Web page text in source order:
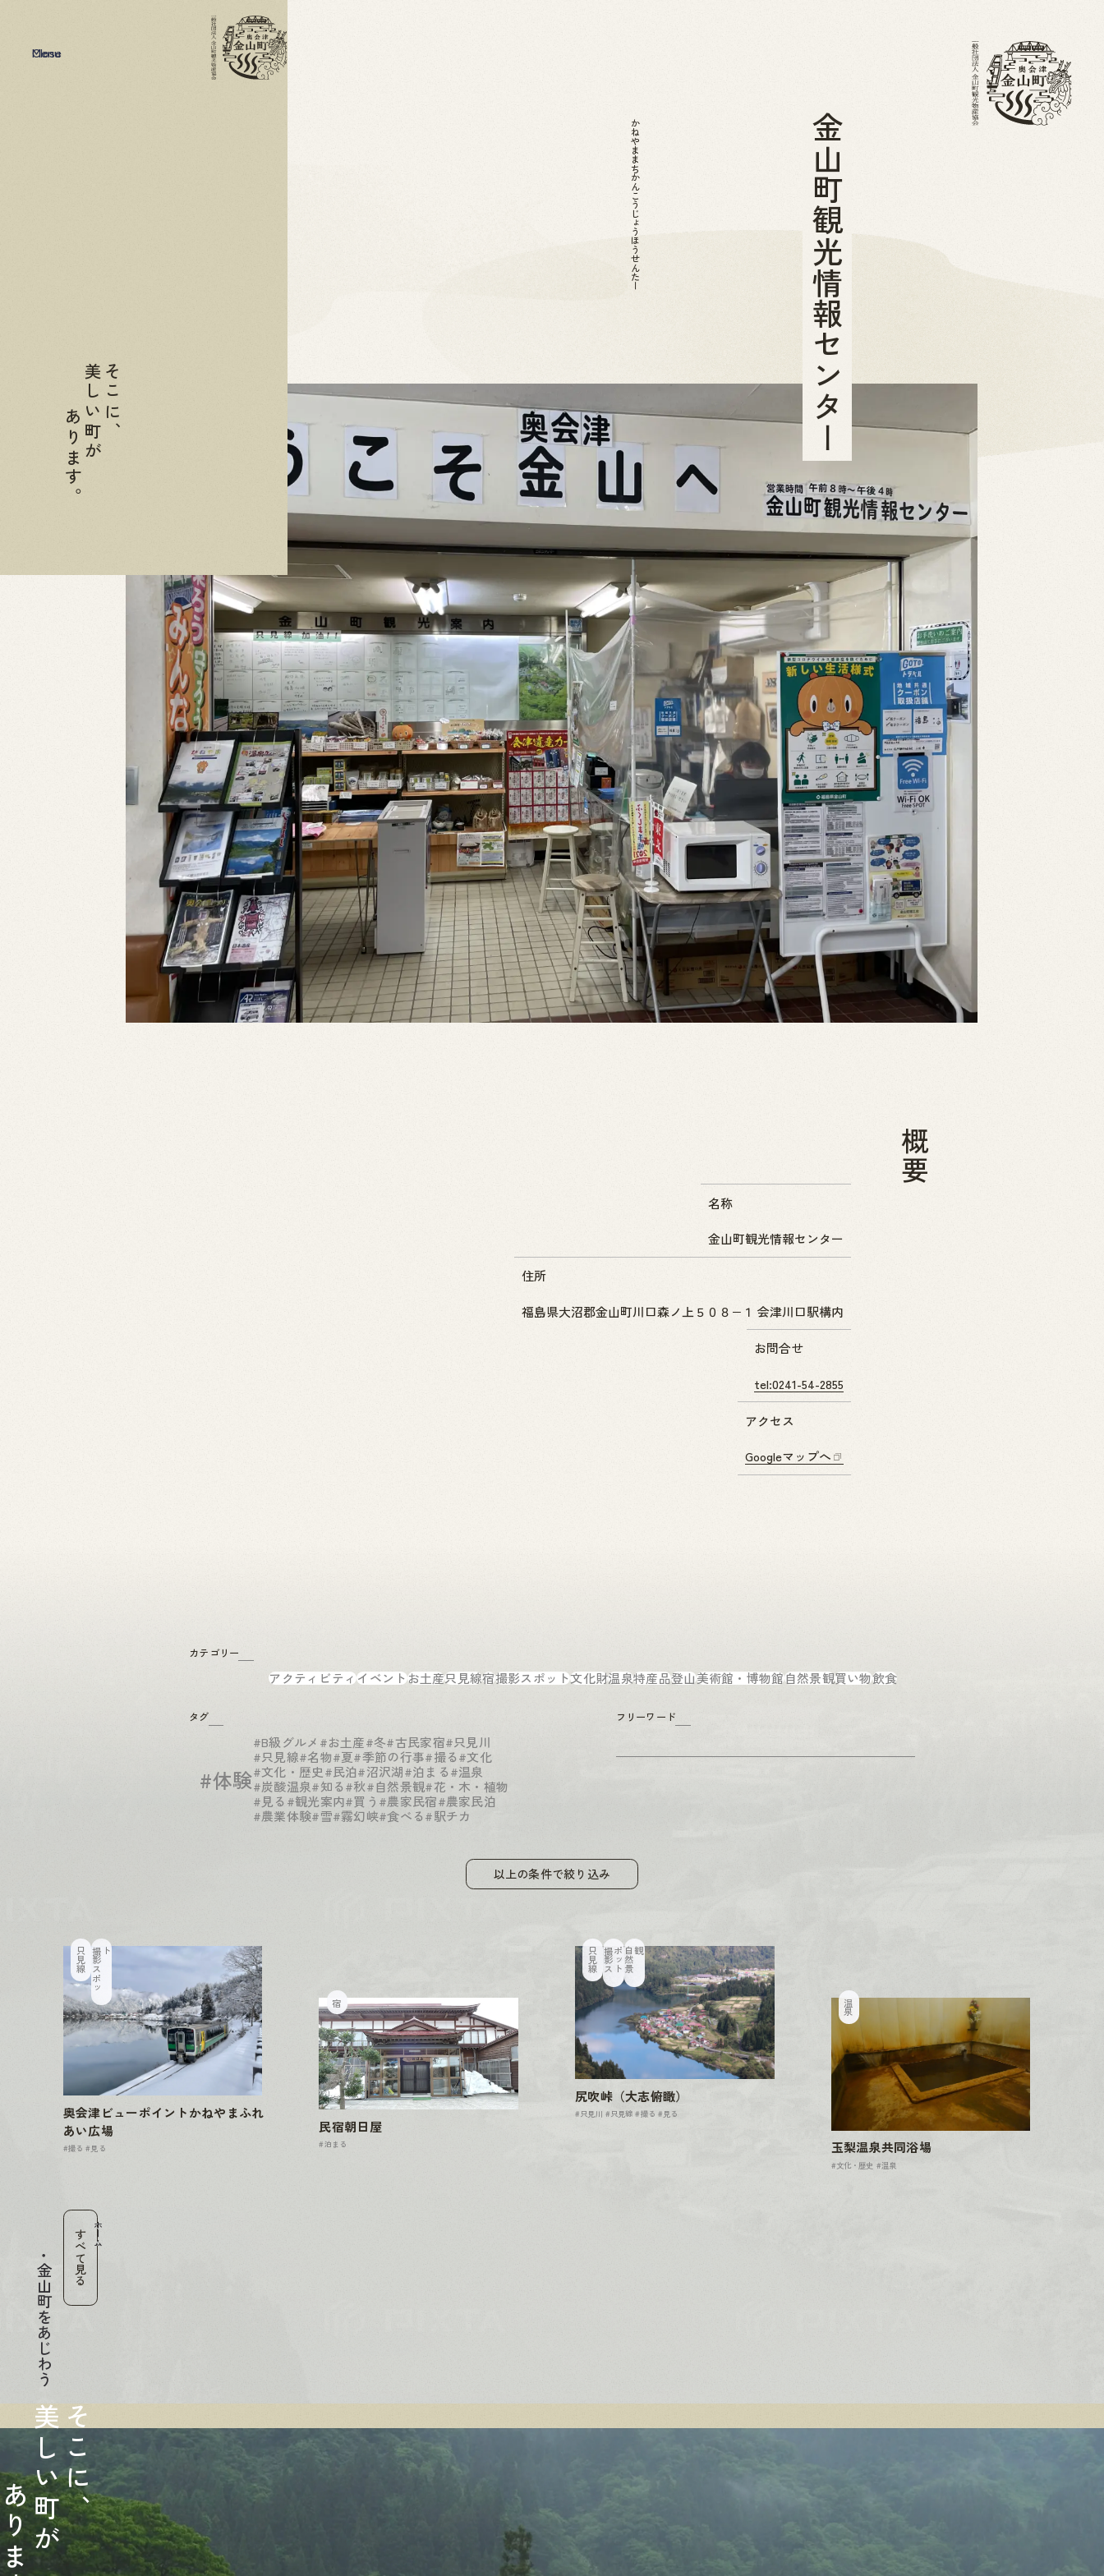
金山町観光情報センター
かねやままちかんこうじょうほうせんたー
#観光案内
#買う
概要
名称
金山町観光情報センター
住所
福島県大沼郡金山町川口森ノ上５０８−１ 会津川口駅構内
お問合せ
tel:0241-54-2855
アクセス
Googleマップへ
カテゴリー
アクティビティイベントお土産只見線宿撮影スポット文化財温泉特産品登山美術館・博物館自然景観買い物飲食
タグ
#体験
#B級グルメ #お土産#冬#古民家宿#只見川
#只見線#名物#夏#季節の行事#撮る#文化
#文化・歴史#民泊#沼沢湖#泊まる#温泉
#炭酸温泉#知る#秋#自然景観#花・木・植物
#見る#観光案内#買う #農家民宿#農家民泊
#農業体験#雪#霧幻峡#食べる#駅チカ
フリーワード
以上の条件で絞り込み
奥会津ビューポイントかねやまふれ
あい広場
只見線撮
影
ス
ポ
ット
#撮る #見る
民宿朝日屋
宿
#泊まる
尻吹峠（大志俯瞰）
只見線 撮
影
ス
ポ
ット自
然
景観
#只見川 #只見線 #撮る #見る
玉梨温泉共同浴場
温泉
#文化・歴史 #温泉
すべて見る ホーム
金山町をあじわう
そ
こ
に
、
美
し
い
町
が
そこに、
美しい町が
あります。
2026.07.01
Menu
Close